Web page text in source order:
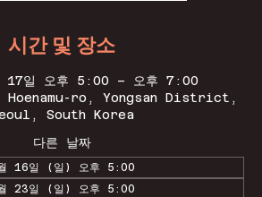
시간 및 장소
17일 오후 5:00 – 오후 7:00
Hoenamu-ro, Yongsan District,
South Korea
다른 날짜
16일 (일) 오후 5:00
23일 (일) 오후 5:00